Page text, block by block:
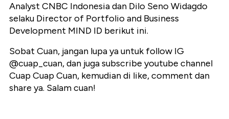
Analyst CNBC Indonesia dan Dilo Seno Widagdo
selaku Director of Portfolio and Business
Development MIND ID berikut ini.
Sobat Cuan, jangan lupa ya untuk follow IG
@cuap_cuan, dan juga subscribe youtube channel
Cuap Cuap Cuan, kemudian di like, comment dan
share ya. Salam cuan!